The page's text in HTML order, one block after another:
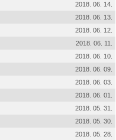
2018. 06. 14.
2018. 06. 13.
2018. 06. 12.
2018. 06. 11.
2018. 06. 10.
2018. 06. 09.
2018. 06. 03.
2018. 06. 01.
2018. 05. 31.
2018. 05. 30.
2018. 05. 28.